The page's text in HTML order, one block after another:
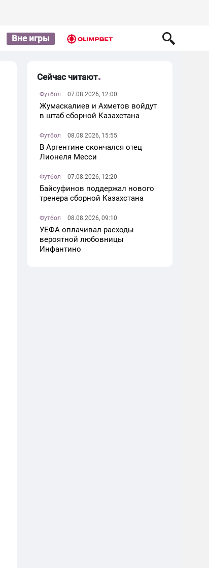
Вне игры
Сейчас читают
Футбол 07.08.2026, 12:00
Жумаскалиев и Ахметов войдут
в штаб сборной Казахстана
Футбол 08.08.2026, 15:55
В Аргентине скончался отец
Лионеля Месси
Футбол 07.08.2026, 12:20
Байсуфинов поддержал нового
тренера сборной Казахстана
Футбол 08.08.2026, 09:10
УЕФА оплачивал расходы
вероятной любовницы
Инфантино